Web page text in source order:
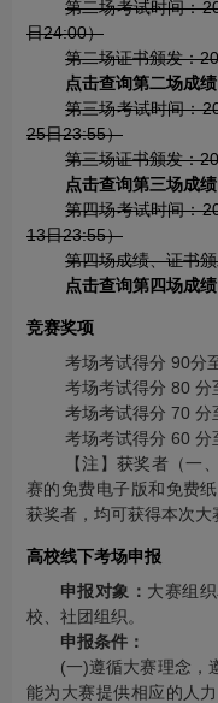
第二场考试时间：
日24:00）
第二场证书颁发：
点击查询第二场成绩
第三场考试时间：
25日23:55）
第三场证书颁发：
点击查询第三场成绩
第四场考试时间：
13日23:55）
第四场成绩、证书
点击查询第四场成绩
竞赛奖项
考场考试得分 90分
考场考试得分 80 分
考场考试得分 70 分
考场考试得分 60 分
【注】获奖者（一
赛的免费电子版和免费
获奖者，均可获得本次大
高校线下考场申报
申报对象： 大赛组
校、社团组织。
申报条件：
(一)遵循大赛理念，
能为大赛提供相应的人